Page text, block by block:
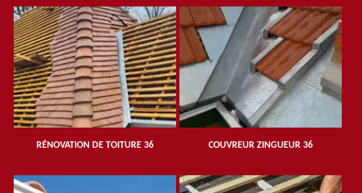
RÉNOVATION DE TOITURE 36 COUVREUR ZINGUEUR 36